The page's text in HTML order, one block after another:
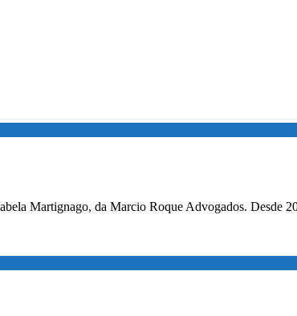
da Marcio Roque Advogados. Desde